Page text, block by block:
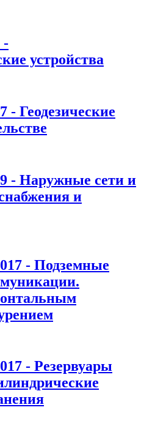
-
устройства
- Геодезические
- Наружные сети и
и
- Подземные
- Резервуары